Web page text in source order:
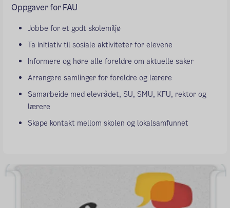
Oppgaver for FAU
Jobbe for et godt skolemiljø
Ta initiativ til sosiale aktiviteter for elevene
Informere og høre alle foreldre om aktuelle saker
Arrangere samlinger for foreldre og lærere
Samarbeide med elevrådet, SU, SMU, KFU, rektor og
lærere
Skape kontakt mellom skolen og lokalsamfunnet